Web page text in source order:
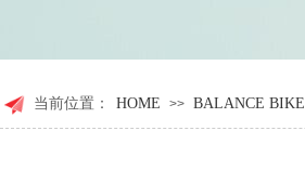
当前位置： HOME >> BALANCE BIKE